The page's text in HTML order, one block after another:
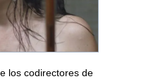
los codirectores de